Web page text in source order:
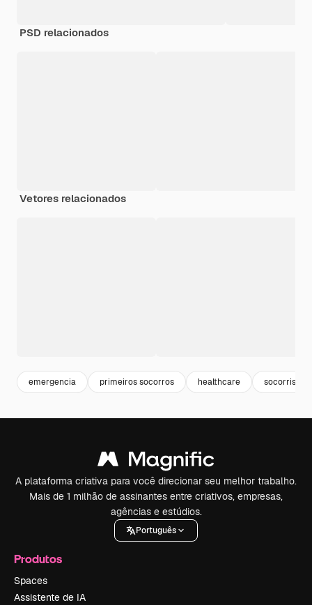
PSD relacionados
Vetores relacionados
emergencia primeiros socorros healthcare socorrista
A plataforma criativa para você direcionar seu melhor trabalho.
Mais de 1 milhão de assinantes entre criativos, empresas,
agências e estúdios.
Português
Produtos
Spaces
Assistente de IA